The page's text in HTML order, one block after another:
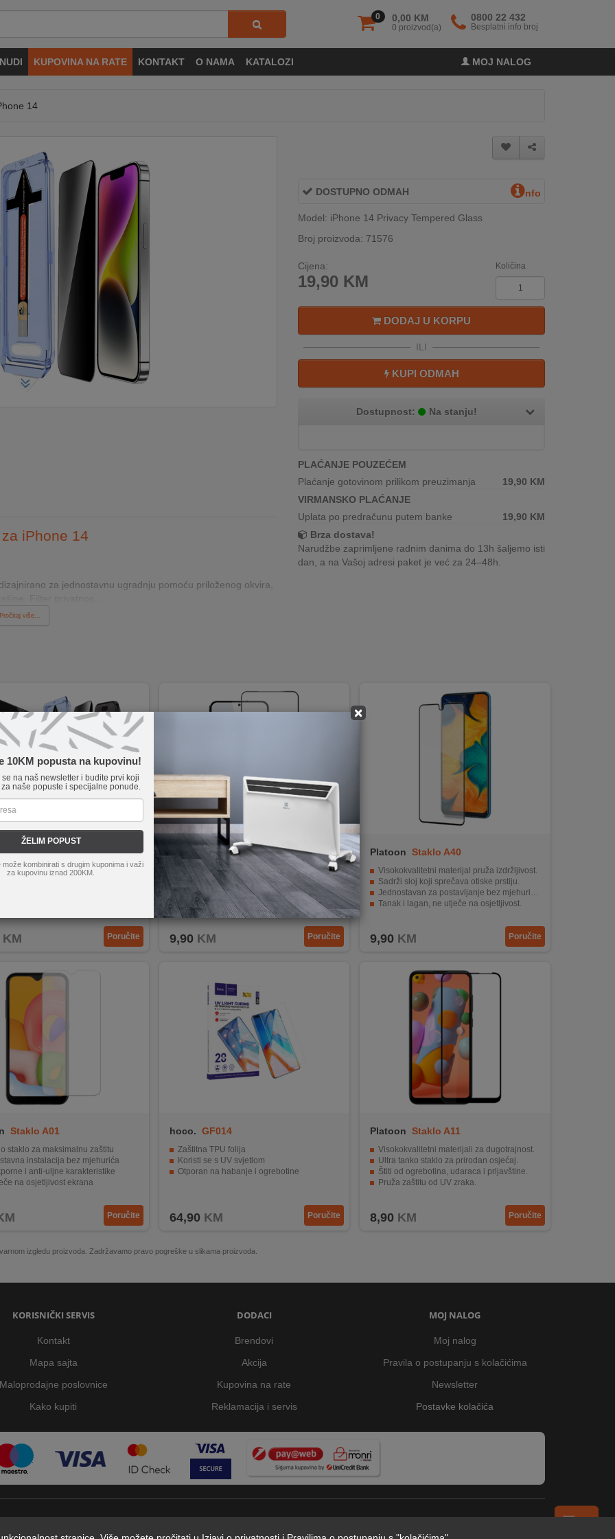
0 0,00 KM
0 proizvod(a)
0800 22 432
Besplatni info broj
KUPOVINA NA RATE KONTAKT O NAMA KATALOZI MOJ NALOG
×
10KM popusta na kupovinu!
se na naš newsletter i budite prvi koji
naše popuste i specijalne ponude.
ŽELIM POPUST
može kombinirati s drugim kuponima i važi
za kupovinu iznad 200KM.
14
iPhone 14
za jednostavnu ugradnju pomoću priloženog okvira,
Pročitaj više...
DOSTUPNO ODMAH nfo
Model: iPhone 14 Privacy Tempered Glass
Broj proizvoda: 71576
Cijena:
19,90 KM
Količina
DODAJ U KORPU
ILI
KUPI ODMAH
Dostupnost: Na stanju!
PLAĆANJE POUZEĆEM
Plaćanje gotovinom prilikom preuzimanja
19,90 KM
VIRMANSKO PLAĆANJE
Uplata po predračunu putem banke
19,90 KM
Brza dostava!
Narudžbe zaprimljene radnim danima do 13h šaljemo isti
dan, a na Vašoj adresi paket je već za 24–48h.
iPhone Air Privacy Tempered
staklo za zaštitu privatnosti za iP
KM Poručite
5347
Zaštita za ekran za Samsung S23
9,90 KM Poručite
Platoon Staklo A40
Visokokvalitetni materijal pruža izdržljivost.
Sadrži sloj koji sprečava otiske prstiju.
Jednostavan za postavljanje bez mjehurića.
Tanak i lagan, ne utječe na osjetljivost.
9,90 KM Poručite
Staklo A01
staklo za maksimalnu zaštitu
instalacija bez mjehurića
i anti-uljne karakteristike
na osjetljivost ekrana
Poručite
hoco. GF014
Zaštitna TPU folija
Koristi se s UV svjetlom
Otporan na habanje i ogrebotine
64,90 KM Poručite
Platoon Staklo A11
Visokokvalitetni materijali za dugotrajnost.
Ultra tanko staklo za prirodan osjećaj.
Štiti od ogrebotina, udaraca i prljavštine.
Pruža zaštitu od UV zraka.
8,90 KM Poručite
izgledu proizvoda. Zadržavamo pravo pogreške u slikama proizvoda.
KORISNIČKI SERVIS
Kontakt
Mapa sajta
Maloprodajne poslovnice
Kako kupiti
DODACI
Brendovi
Akcija
Kupovina na rate
Reklamacija i servis
MOJ NALOG
Moj nalog
Pravila o postupanju s kolačićima
Newsletter
Postavke kolačića